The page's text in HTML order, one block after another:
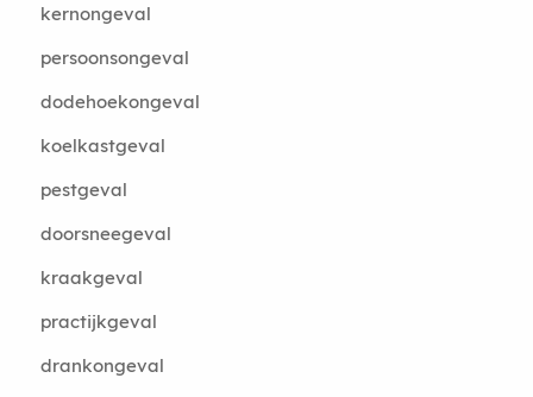
kernongeval
persoonsongeval
dodehoekongeval
koelkastgeval
pestgeval
doorsneegeval
kraakgeval
practijkgeval
drankongeval